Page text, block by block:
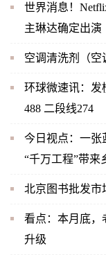
世界消息！
主琳达确定出演
空调清洗剂（空
环球微速讯：发
488 二段线274
今日视点：一
“千万工程”带来
北京图书批发市
看点：本月底，
升级